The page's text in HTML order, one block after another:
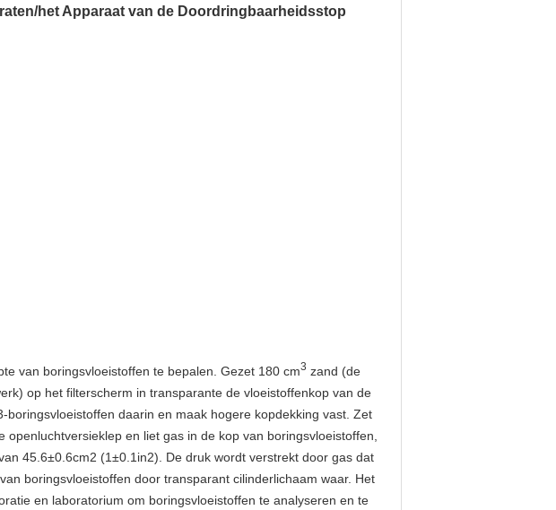
het Apparaat van de Doordringbaarheidsstop
van boringsvloeistoffen te bepalen. Gezet 180 cm3 zand (de
op het filterscherm in transparante de vloeistoffenkop van de
daarin en maak hogere kopdekking vast. Zet
en liet gas in de kop van boringsvloeistoffen,
45.6±0.6cm2 (1±0.1in2). De druk wordt verstrekt door gas dat
boringsvloeistoffen door transparant cilinderlichaam waar. Het
en laboratorium om boringsvloeistoffen te analyseren en te